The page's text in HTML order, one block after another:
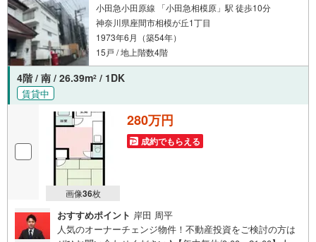
小田急小田原線 「小田急相模原」駅 徒歩10分
神奈川県座間市相模が丘1丁目
1973年6月（築54年）
15戸 / 地上階数4階
4階 / 南 / 26.39m2 / 1DK
賃貸中
画像36枚
280万円
成約でもらえる
おすすめポイント 岸田 周平
人気のオーナーチェンジ物件！不動産投資をご検討の方は